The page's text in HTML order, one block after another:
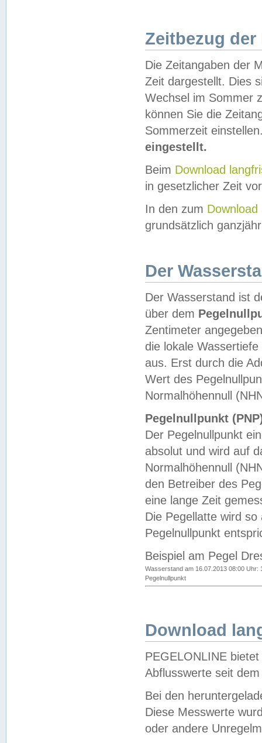
Zeitbezug der
Die Zeitangaben der
Zeit dargestellt. Dies
Wechsel im Sommer
können Sie die
Sommerzeit
eingestellt.
Beim Download
in gesetzlicher Zeit
In den zum Download
grundsätzlich
Der
Der Wasserstand ist
über dem
Zentimeter
die lokale
aus. Erst durch die
Wert des
Normalhöhennull
Pegelnullpunkt
Der Pegelnullpunkt
absolut und wird auf
Normalhöhennull
den Betreiber des
eine lange Zeit
Die Pegellatte wird
Pegelnullpunkt
Beispiel am Pegel
Wasserstand am 16.07.2013 08:00 Uhr:
Pegelnullpunkt
Download
PEGELONLINE
Abflusswerte seit
Bei den
Diese Messwerte
oder andere